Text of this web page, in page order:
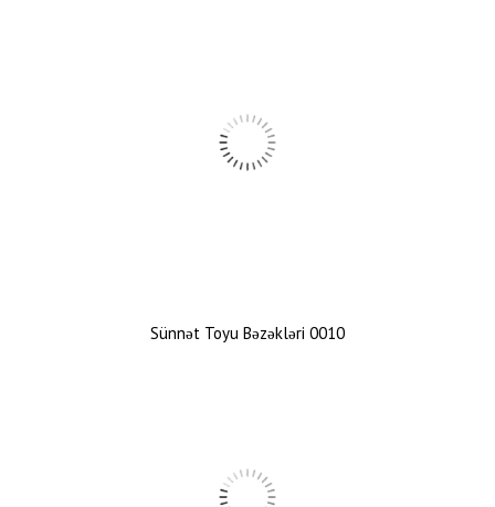
Sünnət Toyu Bəzəkləri 0010